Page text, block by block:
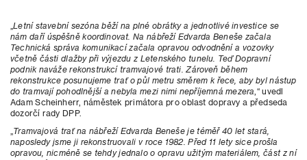
„Letní stavební sezóna běží na plné obrátky a jednotlivé investice se
nám daří úspěšně koordinovat. Na nábřeží Edvarda Beneše začala
Technická správa komunikací začala opravou odvodnění a vozovky
včetně části dlažby při výjezdu z Letenského tunelu. Teď Dopravní
podnik naváže rekonstrukcí tramvajové trati. Zároveň během
rekonstrukce posunujeme trať o půl metru směrem k řece, aby byl nástup
do tramvají pohodlnější a nebyla mezi nimi nepříjemná mezera ,“ uvedl
Adam Scheinherr, náměstek primátora pro oblast dopravy a předseda
dozorčí rady DPP.
Tramvajová trať na nábřeží Edvarda Beneše je téměř 40 let stará,
naposledy jsme ji rekonstruovali v roce 1982. Před 11 lety sice prošla
opravou, nicméně se tehdy jednalo o opravu užitým materiálem, část z ní